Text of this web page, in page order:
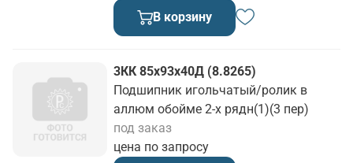
В корзину
3КК 85х93х40Д (8.8265)
Подшипник игольчатый/ролик в
аллюм обойме 2-х рядн(1)(3 пер)
цена по запросу
под заказ